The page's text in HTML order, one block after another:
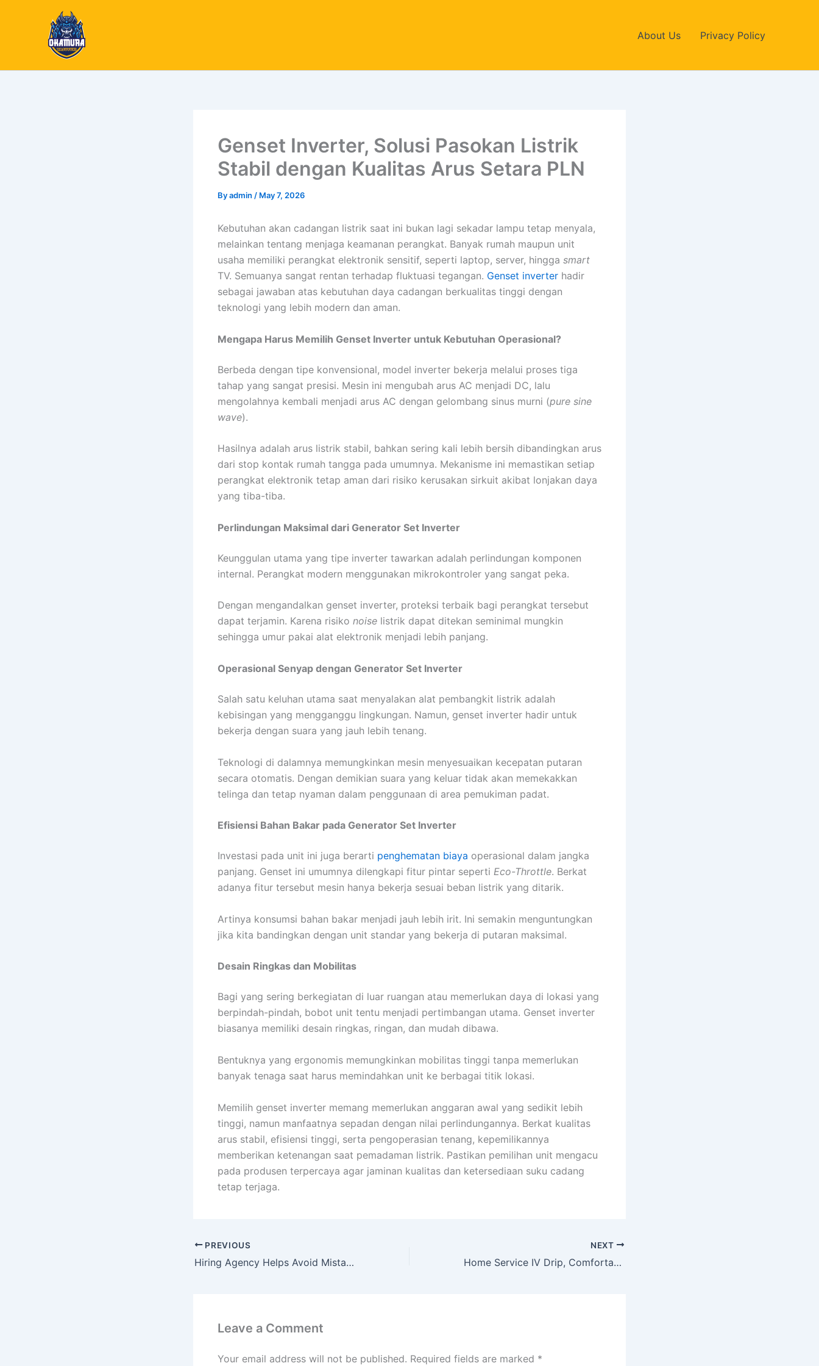
About Us Privacy Policy
Genset Inverter, Solusi Pasokan Listrik
Stabil dengan Kualitas Arus Setara PLN
Byadmin / May 7, 2026
Kebutuhan akan cadangan listrik saat ini bukan lagi sekadar lampu tetap menyala,
melainkan tentang menjaga keamanan perangkat. Banyak rumah maupun unit
usaha memiliki perangkat elektronik sensitif, seperti laptop, server, hingga smart
TV. Semuanya sangat rentan terhadap fluktuasi tegangan. Genset inverter hadir
sebagai jawaban atas kebutuhan daya cadangan berkualitas tinggi dengan
teknologi yang lebih modern dan aman.
Mengapa Harus Memilih Genset Inverter untuk Kebutuhan Operasional?
Berbeda dengan tipe konvensional, model inverter bekerja melalui proses tiga
tahap yang sangat presisi. Mesin ini mengubah arus AC menjadi DC, lalu
mengolahnya kembali menjadi arus AC dengan gelombang sinus murni (pure sine
wave).
Hasilnya adalah arus listrik stabil, bahkan sering kali lebih bersih dibandingkan arus
dari stop kontak rumah tangga pada umumnya. Mekanisme ini memastikan setiap
perangkat elektronik tetap aman dari risiko kerusakan sirkuit akibat lonjakan daya
yang tiba-tiba.
Perlindungan Maksimal dari Generator Set Inverter
Keunggulan utama yang tipe inverter tawarkan adalah perlindungan komponen
internal. Perangkat modern menggunakan mikrokontroler yang sangat peka.
Dengan mengandalkan genset inverter, proteksi terbaik bagi perangkat tersebut
dapat terjamin. Karena risiko noise listrik dapat ditekan seminimal mungkin
sehingga umur pakai alat elektronik menjadi lebih panjang.
Operasional Senyap dengan Generator Set Inverter
Salah satu keluhan utama saat menyalakan alat pembangkit listrik adalah
kebisingan yang mengganggu lingkungan. Namun, genset inverter hadir untuk
bekerja dengan suara yang jauh lebih tenang.
Teknologi di dalamnya memungkinkan mesin menyesuaikan kecepatan putaran
secara otomatis. Dengan demikian suara yang keluar tidak akan memekakkan
telinga dan tetap nyaman dalam penggunaan di area pemukiman padat.
Efisiensi Bahan Bakar pada Generator Set Inverter
Investasi pada unit ini juga berarti penghematan biaya operasional dalam jangka
panjang. Genset ini umumnya dilengkapi fitur pintar seperti Eco-Throttle. Berkat
adanya fitur tersebut mesin hanya bekerja sesuai beban listrik yang ditarik.
Artinya konsumsi bahan bakar menjadi jauh lebih irit. Ini semakin menguntungkan
jika kita bandingkan dengan unit standar yang bekerja di putaran maksimal.
Desain Ringkas dan Mobilitas
Bagi yang sering berkegiatan di luar ruangan atau memerlukan daya di lokasi yang
berpindah-pindah, bobot unit tentu menjadi pertimbangan utama. Genset inverter
biasanya memiliki desain ringkas, ringan, dan mudah dibawa.
Bentuknya yang ergonomis memungkinkan mobilitas tinggi tanpa memerlukan
banyak tenaga saat harus memindahkan unit ke berbagai titik lokasi.
Memilih genset inverter memang memerlukan anggaran awal yang sedikit lebih
tinggi, namun manfaatnya sepadan dengan nilai perlindungannya. Berkat kualitas
arus stabil, efisiensi tinggi, serta pengoperasian tenang, kepemilikannya
memberikan ketenangan saat pemadaman listrik. Pastikan pemilihan unit mengacu
pada produsen terpercaya agar jaminan kualitas dan ketersediaan suku cadang
tetap terjaga.
PREVIOUS
Hiring Agency Helps Avoid Mistakes in Choosing Employees
NEXT
Home Service IV Drip, Comfortable and Done By Professional
Leave a Comment
Your email address will not be published. Required fields are marked *